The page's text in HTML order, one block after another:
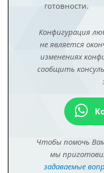
готовности.
Конфигурация
не является
изменениях
сообщить
Чтобы помочь
мы
задаваемые